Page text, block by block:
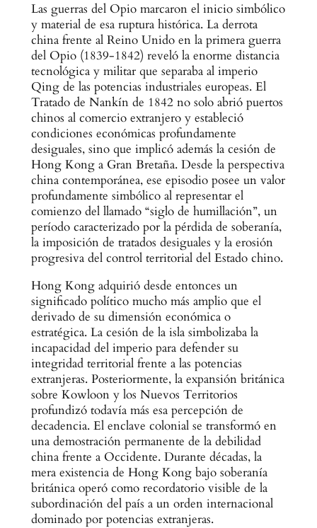
Las guerras del Opio marcaron el inicio simbólico
y material de esa ruptura histórica. La derrota
china frente al Reino Unido en la primera guerra
del Opio (1839-1842) reveló la enorme distancia
tecnológica y militar que separaba al imperio
Qing de las potencias industriales europeas. El
Tratado de Nankín de 1842 no solo abrió puertos
chinos al comercio extranjero y estableció
condiciones económicas profundamente
desiguales, sino que implicó además la cesión de
Hong Kong a Gran Bretaña. Desde la perspectiva
china contemporánea, ese episodio posee un valor
profundamente simbólico al representar el
comienzo del llamado “siglo de humillación”, un
período caracterizado por la pérdida de soberanía,
la imposición de tratados desiguales y la erosión
progresiva del control territorial del Estado chino.
Hong Kong adquirió desde entonces un
significado político mucho más amplio que el
derivado de su dimensión económica o
estratégica. La cesión de la isla simbolizaba la
incapacidad del imperio para defender su
integridad territorial frente a las potencias
extranjeras. Posteriormente, la expansión británica
sobre Kowloon y los Nuevos Territorios
profundizó todavía más esa percepción de
decadencia. El enclave colonial se transformó en
una demostración permanente de la debilidad
china frente a Occidente. Durante décadas, la
mera existencia de Hong Kong bajo soberanía
británica operó como recordatorio visible de la
subordinación del país a un orden internacional
dominado por potencias extranjeras.